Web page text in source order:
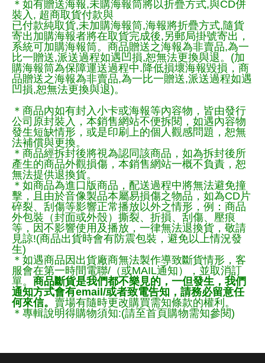
＊如有贈送海報,未購海報筒將以折疊方式,與CD併
裝入, 超商取貨付款與
已付款純取貨,未加購海報筒,海報將折疊方式,隨貨
寄出加購海報者將在取貨完成後,另郵局掛號寄出，
系統可加購海報筒。商品贈送之海報為非賣品,為一
比一贈送,派送過程如遇凹損,恕無法更換與退。(加
購海報筒為保障運送過程中.降低損壞海報毀損，商
品贈送之海報為非賣品,為一比一贈送,派送過程如遇
凹損,恕無法更換與退)。
＊商品內如有封入小卡或海報等內容物，皆由發行
公司原封裝入，本銷售網站不便拆閱，如遇內容物
發生短缺情形，或是印刷上的個人觀感問題，恕無
法補償與更換。
＊商品經拆封後將視為認同該商品，如為拆封後所
產生的商品外觀損傷，本銷售網站一概不負責，恕
無法提供退換貨。
＊如商品為進口版商品，配送過程中將無法避免撞
擊，且由於音像製品本屬易損傷之物品，如為CD片
碎裂、刮傷等影響正常播放以外之情形，例：商品
外包裝（封面或外殼）撕裂、折損、刮傷、壓痕
等，因不影響使用及播放，一律無法退換貨，敬請
見諒!(商品出貨時會有防震包裝，避免以上情況發
生)
＊如遇商品因出貨廠商無法製作導致斷貨情形，客
服會在第一時間電聯/（或MAIL通知），並取消訂
單。 商品斷貨是我們都不樂見的，一但發生，我們
通知方式會有email/或者致電告知，請務必留意任
何來信。 賣場有隨時更改購買需知條款的權利。
＊專輯說明得購物須知:(請至首頁購物需知參閱)